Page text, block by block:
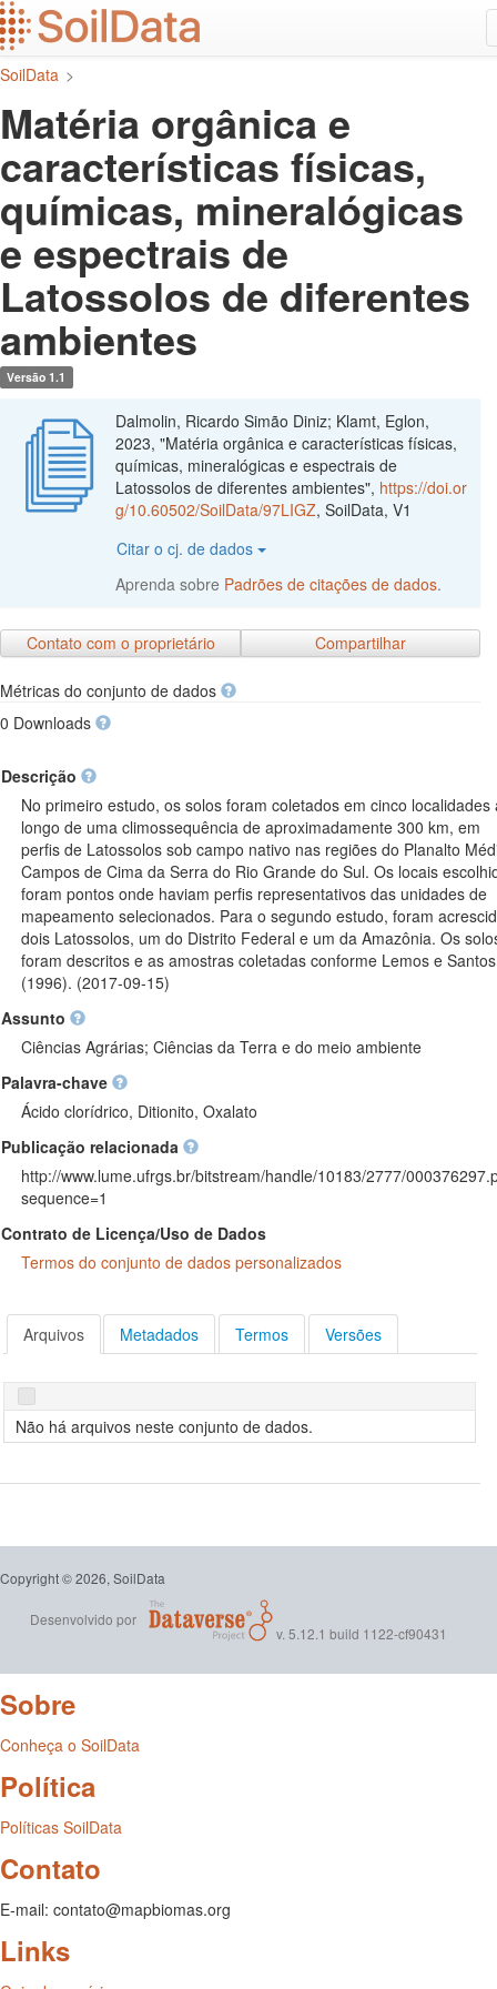
Ir
para
o
conteúdo
SoilData >
Matéria orgânica e
características físicas,
químicas, mineralógicas
e espectrais de
Latossolos de diferentes
ambientes
Versão 1.1
Dalmolin, Ricardo Simão Diniz; Klamt, Eglon,
2023, "Matéria orgânica e características físicas,
químicas, mineralógicas e espectrais de
Latossolos de diferentes ambientes", https://doi.or
g/10.60502/SoilData/97LIGZ, SoilData, V1
Citar o cj. de dados
Aprenda sobre Padrões de citações de dados.
Contato com o proprietário Compartilhar
Métricas do conjunto de dados
0 Downloads
Descrição
No primeiro estudo, os solos foram coletados em cinco localidades
longo de uma climossequência de aproximadamente 300 km, em
perfis de Latossolos sob campo nativo nas regiões do Planalto
Campos de Cima da Serra do Rio Grande do Sul. Os locais
foram pontos onde haviam perfis representativos das unidades de
mapeamento selecionados. Para o segundo estudo, foram
dois Latossolos, um do Distrito Federal e um da Amazônia. Os
foram descritos e as amostras coletadas conforme Lemos e Santos
(1996). (2017-09-15)
Assunto
Ciências Agrárias; Ciências da Terra e do meio ambiente
Palavra-chave
Ácido clorídrico, Ditionito, Oxalato
Publicação relacionada
http://www.lume.ufrgs.br/bitstream/handle/10183/2777/
sequence=1
Contrato de Licença/Uso de Dados
Termos do conjunto de dados personalizados
Arquivos Metadados Termos Versões
Não há arquivos neste conjunto de dados.
Copyright © 2026, SoilData
Desenvolvido por
v. 5.12.1 build 1122-cf90431
Sobre
Conheça o SoilData
Política
Políticas SoilData
Contato
E-mail: contato@mapbiomas.org
Links